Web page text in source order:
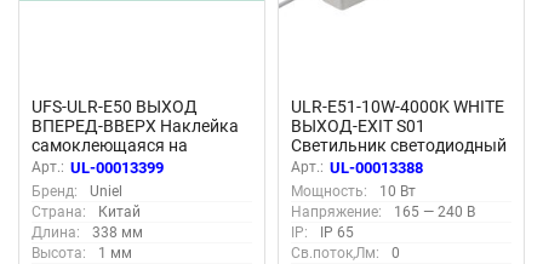
UFS-ULR-E50 ВЫХОД
ВПЕРЕД-ВВЕРХ Наклейка
самоклеющаяся на
светильник, 338х138мм,
Цвет зеленый
Арт.: UL-00013399
Бренд:
Uniel
Страна:
Китай
Длина:
338 мм
Высота:
1 мм
ULR-E51-10W-4000K WHITE
ВЫХОД-EXIT S01
Светильник светодиодный
аварийного освещения,
влагозащищенный, IP65,
Белый свет 4000K,
Встроенный аккумулятор,
Корпус белый
Арт.: UL-00013388
Мощность:
10 Вт
Напряжение:
165 — 240 В
IP:
IP 65
Св.поток,Лм:
0